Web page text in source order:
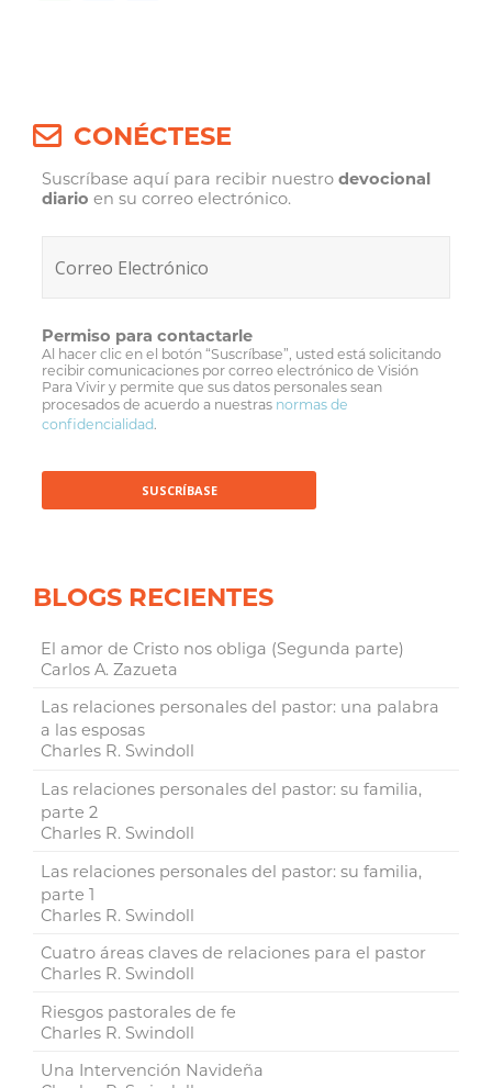
CONÉCTESE
Suscríbase aquí para recibir nuestrodevocional
diario en su correo electrónico.
Permiso para contactarle
Al hacer clic en el botón “Suscríbase”, usted está solicitando
recibir comunicaciones por correo electrónico de Visión
Para Vivir y permite que sus datos personales sean
procesados de acuerdo a nuestras normas de
confidencialidad.
BLOGS RECIENTES
El amor de Cristo nos obliga (Segunda parte)
Carlos A. Zazueta
Las relaciones personales del pastor: una palabra
a las esposas
Charles R. Swindoll
Las relaciones personales del pastor: su familia,
parte 2
Charles R. Swindoll
Las relaciones personales del pastor: su familia,
parte 1
Charles R. Swindoll
Cuatro áreas claves de relaciones para el pastor
Charles R. Swindoll
Riesgos pastorales de fe
Charles R. Swindoll
Una Intervención Navideña